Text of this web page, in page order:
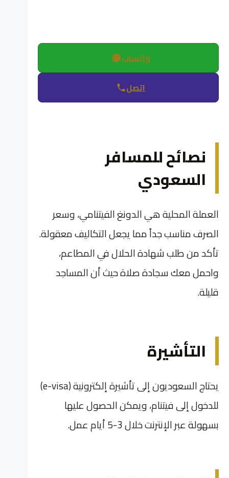
واتساب
اتصل
نصائح للمسافر
السعودي
العملة المحلية هي الدونغ الفيتنامي، وسعر
الصرف مناسب جداً مما يجعل التكاليف معقولة.
تأكد من طلب شهادة الحلال في المطاعم،
واحمل معك سجادة صلاة حيث أن المساجد
قليلة.
التأشيرة
يحتاج السعوديون إلى تأشيرة إلكترونية (e-visa)
للدخول إلى فيتنام، ويمكن الحصول عليها
بسهولة عبر الإنترنت خلال 3-5 أيام عمل.